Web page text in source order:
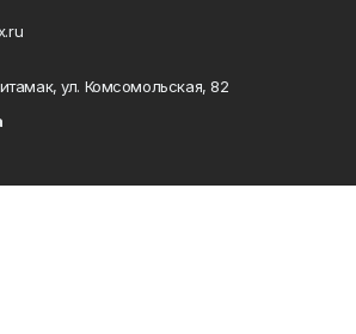
ул. Комсомольская, 82